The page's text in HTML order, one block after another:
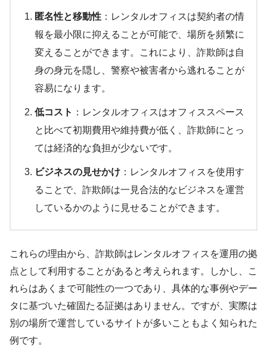
匿名性と移動性 ：レンタルオフィスは契約者の情
報を最小限に抑えることが可能で、場所を頻繁に
変えることができます。これにより、詐欺師は自
身の身元を隠し、警察や被害者から逃れることが
容易になります。
低コスト ：レンタルオフィスはオフィススペース
と比べて初期費用や維持費が低く、詐欺師にとっ
ては経済的な負担が少ないです。
ビジネスの見せかけ ：レンタルオフィスを使用す
ることで、詐欺師は一見合法的なビジネスを運営
しているかのように見せることができます。
これらの理由から、 詐欺師はレンタルオフィスを運用の拠
点として利用する ことがあると考えられます。しかし、こ
れらはあくまで可能性の一つであり、具体的な事例やデー
タに基づいた確固たる証拠はありません。ですが、実際は
別の場所で運営しているサイトが多いこともよく知られた
例です。